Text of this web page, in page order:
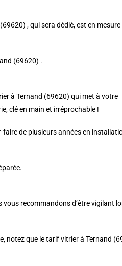
, qui sera dédié, est en
(69620) .
à Ternand (69620) qui met à votre
clé en main et irréprochable !
de plusieurs années en
recommandons d’être vigilant
notez que le tarif vitrier à Ternand